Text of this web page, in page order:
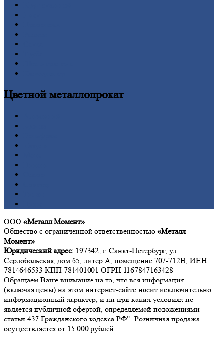
Цветнойметаллопрокат
ООО «Металл Момент»
Общество с ограниченной ответственностью «Металл
Момент»
Юридический адрес: 197342, г. Санкт-Петербург, ул.
Сердобольская, дом 65, литер А, помещение 707-712Н, ИНН
7814646533 КПП 781401001 ОГРН 1167847163428
Обращаем Ваше внимание на то, что вся информация
(включая цены) на этом интернет-сайте носит исключительно
информационный характер, и ни при каких условиях не
является публичной офертой, определяемой положениями
статьи 437 Гражданского кодекса РФ". Розничная продажа
осуществляется от 15 000 рублей.